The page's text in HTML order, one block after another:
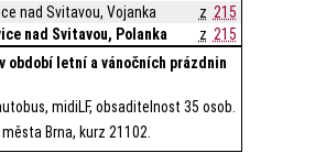
nad Svitavou, Vojanka z 215
nad Svitavou, Polanka z 215
období letní a vánočních prázdnin
midiLF, obsaditelnost 35 osob.
Brna, kurz 21102.